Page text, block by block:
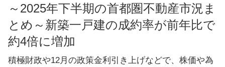
～2025年下半期の首都圏不動産市況ま
とめ～新築一戸建の成約率が前年比で
約4倍に増加
積極財政や12月の政策金利引き上げなどで、株価や為